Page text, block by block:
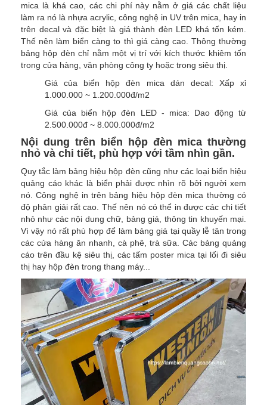
mica là khá cao, các chi phí này nằm ở giá các chất liệu
làm ra nó là nhựa acrylic, công nghệ in UV trên mica, hay in
trên decal và đặc biệt là giá thành đèn LED khá tốn kém.
Thế nên làm biển càng to thì giá càng cao. Thông thường
bảng hộp đèn chỉ nằm một vị trí với kích thước khiêm tốn
trong cửa hàng, văn phòng công ty hoặc trong siêu thị.
Giá của biển hộp đèn mica dán decal: Xấp xỉ
1.000.000 ~ 1.200.000đ/m2
Giá của biển hộp đèn LED - mica: Dao động từ
2.500.000đ ~ 8.000.000đ/m2
Nội dung trên biển hộp đèn mica thường
nhỏ và chi tiết, phù hợp với tầm nhìn gần.
Quy tắc làm bảng hiệu hộp đèn cũng như các loại biển hiệu
quảng cáo khác là biển phải được nhìn rõ bởi người xem
nó. Công nghệ in trên bảng hiệu hộp đèn mica thường có
độ phân giải rất cao. Thế nên nó có thể in được các chi tiết
nhỏ như các nội dung chữ, bảng giá, thông tin khuyến mại.
Vì vậy nó rất phù hợp để làm bảng giá tại quầy lễ tân trong
các cửa hàng ăn nhanh, cà phê, trà sữa. Các bảng quảng
cáo trên đầu kệ siêu thị, các tấm poster mica tại lối đi siêu
thị hay hộp đèn trong thang máy...